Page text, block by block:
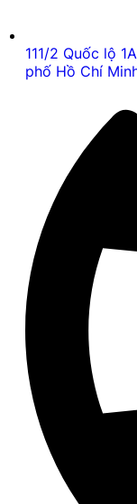
111/2 Quốc lộ
phố Hồ Chí